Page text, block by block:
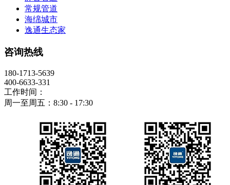
常规管道
海绵城市
逸通生态家
咨询热线
180-1713-5639
400-6633-331
工作时间：
周一至周五：8:30 - 17:30